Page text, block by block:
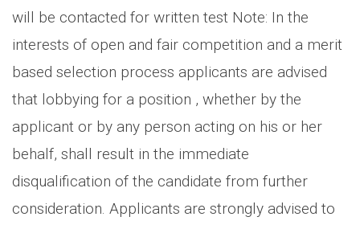
will be contacted for written test Note: In the
interests of open and fair competition and a merit
based selection process applicants are advised
that lobbying for a position , whether by the
applicant or by any person acting on his or her
behalf, shall result in the immediate
disqualification of the candidate from further
consideration. Applicants are strongly advised to